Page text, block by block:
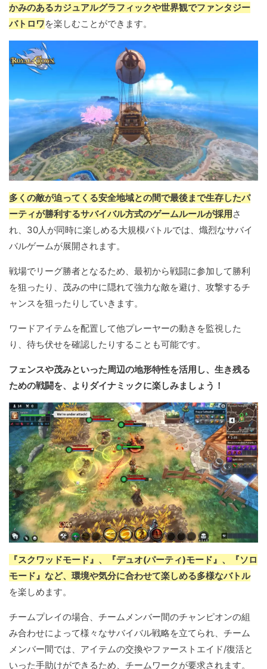
かみのあるカジュアルグラフィックや世界観でファンタジー
バトロワを楽しむことができます。
多くの敵が迫ってくる安全地域との間で最後まで生存したパ
ーティが勝利するサバイバル方式のゲームルールが採用さ
れ、30人が同時に楽しめる大規模バトルでは、熾烈なサバイ
バルゲームが展開されます。
戦場でリーグ勝者となるため、最初から戦闘に参加して勝利
を狙ったり、茂みの中に隠れて強力な敵を避け、攻撃するチ
ャンスを狙ったりしていきます。
ワードアイテムを配置して他プレーヤーの動きを監視した
り、待ち伏せを確認したりすることも可能です。
フェンスや茂みといった周辺の地形特性を活用し、生き残る
ための戦闘を、よりダイナミックに楽しみましょう！
『スクワッドモード』、『デュオ(パーティ)モード』、『ソロ
モード』など、環境や気分に合わせて楽しめる多様なバトル
を楽しめます。
チームプレイの場合、チームメンバー間のチャンピオンの組
み合わせによって様々なサバイバル戦略を立てられ、チーム
メンバー間では、アイテムの交換やファーストエイド/復活と
いった手助けができるため、チームワークが要求されます。